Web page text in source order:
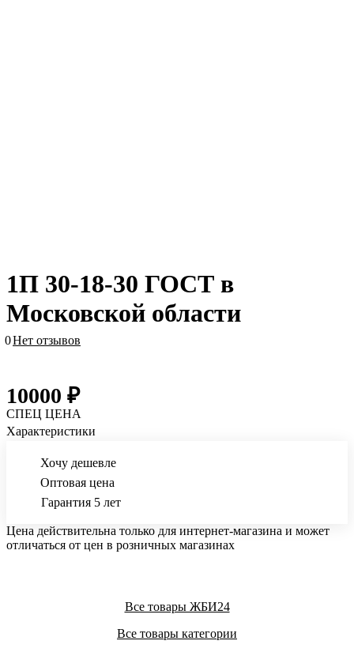
1П 30-18-30 ГОСТ в
Московской области
0Нет отзывов
10000 ₽
СПЕЦ ЦЕНА
Характеристики
Хочу дешевле
Оптовая цена
Гарантия 5 лет
Цена действительна только для интернет-магазина и может
отличаться от цен в розничных магазинах
Все товары ЖБИ24
Все товары категории